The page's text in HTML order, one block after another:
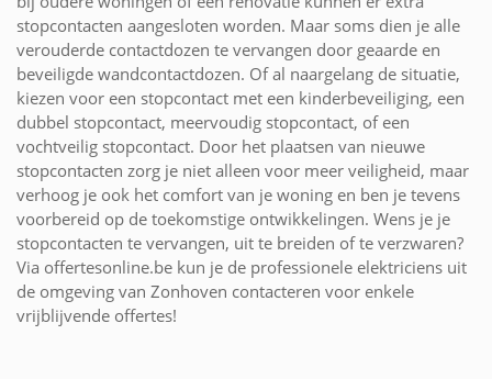
stopcontacten aangesloten worden. Maar soms dien je alle
verouderde contactdozen te vervangen door geaarde en
beveiligde wandcontactdozen. Of al naargelang de situatie,
kiezen voor een stopcontact met een kinderbeveiliging, een
dubbel stopcontact, meervoudig stopcontact, of een
vochtveilig stopcontact. Door het plaatsen van nieuwe
stopcontacten zorg je niet alleen voor meer veiligheid, maar
verhoog je ook het comfort van je woning en ben je tevens
voorbereid op de toekomstige ontwikkelingen. Wens je je
stopcontacten te vervangen, uit te breiden of te verzwaren?
Via offertesonline.be kun je de professionele elektriciens uit
de omgeving van Zonhoven contacteren voor enkele
vrijblijvende offertes!